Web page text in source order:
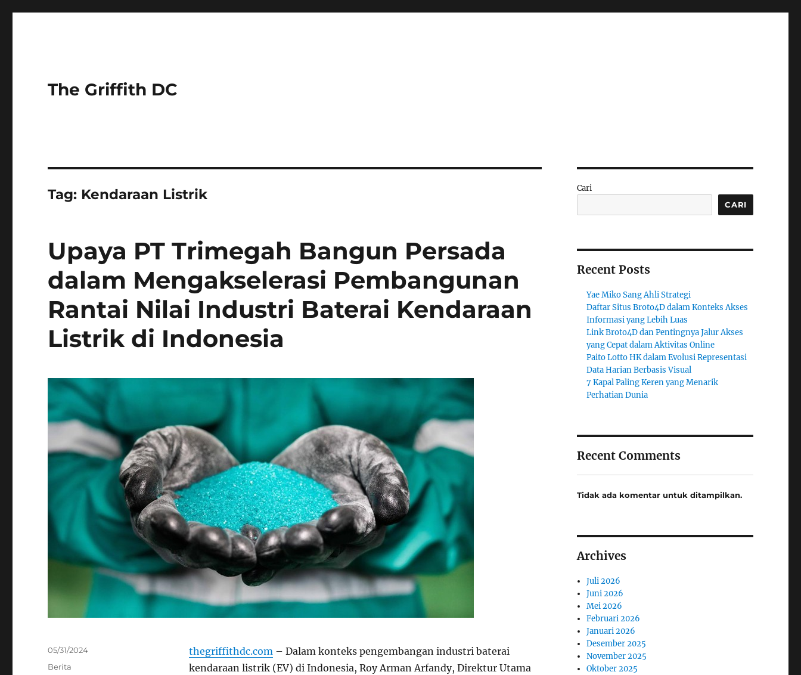
The Griffith DC
Tag: Kendaraan Listrik
Upaya PT Trimegah Bangun Persada
dalam Mengakselerasi Pembangunan
Rantai Nilai Industri Baterai Kendaraan
Listrik di Indonesia
thegriffithdc.com– Dalam konteks pengembangan industri baterai
kendaraan listrik (EV) di Indonesia, Roy Arman Arfandy, Direktur Utama
Posted
05/31/2024
Categories
Berita
Cari
CARI
Recent Posts
Yae Miko Sang Ahli Strategi
Daftar Situs Broto4D dalam Konteks Akses
Informasi yang Lebih Luas
Link Broto4D dan Pentingnya Jalur Akses
yang Cepat dalam Aktivitas Online
Paito Lotto HK dalam Evolusi Representasi
Data Harian Berbasis Visual
7 Kapal Paling Keren yang Menarik
Perhatian Dunia
Recent Comments
Tidak ada komentar untuk ditampilkan.
Archives
Juli 2026
Juni 2026
Mei 2026
Februari 2026
Januari 2026
Desember 2025
November 2025
Oktober 2025